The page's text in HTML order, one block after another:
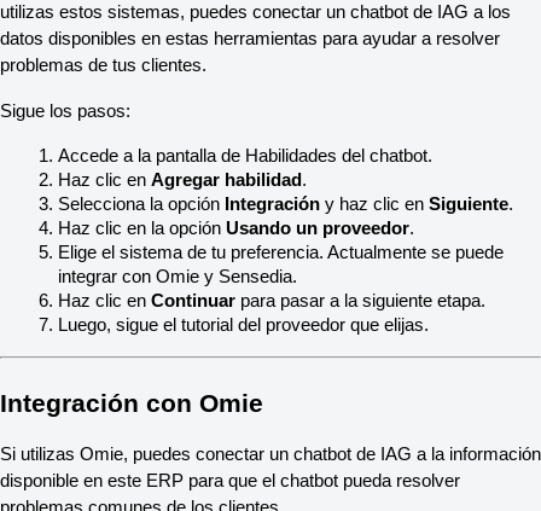
utilizas estos sistemas, puedes conectar un chatbot de IAG a los
datos disponibles en estas herramientas para ayudar a resolver
problemas de tus clientes.
Sigue los pasos:
Accede a la pantalla de Habilidades del chatbot.
Haz clic en Agregar habilidad .
Selecciona la opción Integración y haz clic en Siguiente.
Haz clic en la opción Usando un proveedor.
Elige el sistema de tu preferencia. Actualmente se puede
integrar con Omie y Sensedia.
Haz clic en Continuar para pasar a la siguiente etapa.
Luego, sigue el tutorial del proveedor que elijas.
Integración con Omie
Si utilizas Omie, puedes conectar un chatbot de IAG a la información
disponible en este ERP para que el chatbot pueda resolver
problemas comunes de los clientes.